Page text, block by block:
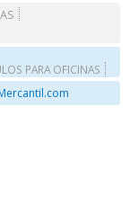
PARA OFICINAS